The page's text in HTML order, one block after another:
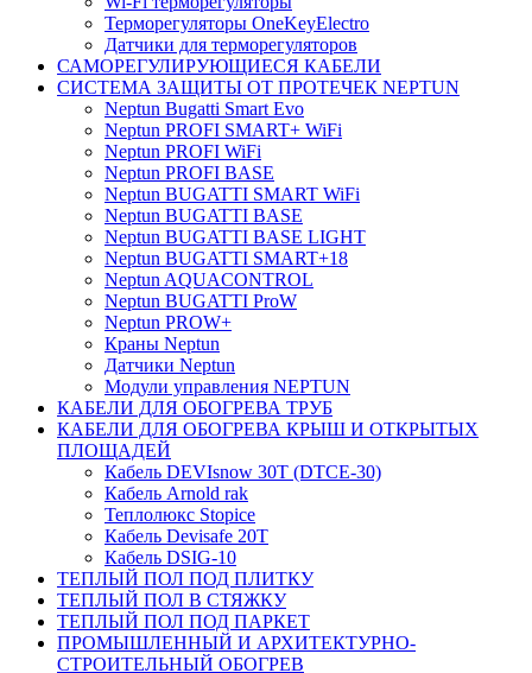
Терморегуляторы OneKeyElectro
Датчики для терморегуляторов
САМОРЕГУЛИРУЮЩИЕСЯ КАБЕЛИ
СИСТЕМА ЗАЩИТЫ ОТ ПРОТЕЧЕК NEPTUN
Neptun Bugatti Smart Evo
Neptun PROFI SMART+ WiFi
Neptun PROFI WiFi
Neptun PROFI BASE
Neptun BUGATTI SMART WiFi
Neptun BUGATTI BASE
Neptun BUGATTI BASE LIGHT
Neptun BUGATTI SMART+18
Neptun AQUACONTROL
Neptun BUGATTI ProW
Neptun PROW+
Краны Neptun
Датчики Neptun
Модули управления NEPTUN
КАБЕЛИ ДЛЯ ОБОГРЕВА ТРУБ
КАБЕЛИ ДЛЯ ОБОГРЕВА КРЫШ И ОТКРЫТЫХ
ПЛОЩАДЕЙ
Кабель DEVIsnow 30Т (DTCE-30)
Кабель Arnold rak
Теплолюкс Stopice
Кабель Devisafe 20T
Кабель DSIG-10
ТЕПЛЫЙ ПОЛ ПОД ПЛИТКУ
ТЕПЛЫЙ ПОЛ В СТЯЖКУ
ТЕПЛЫЙ ПОЛ ПОД ПАРКЕТ
ПРОМЫШЛЕННЫЙ И АРХИТЕКТУРНО-
СТРОИТЕЛЬНЫЙ ОБОГРЕВ